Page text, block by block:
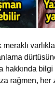
hakkında
rağmen, her